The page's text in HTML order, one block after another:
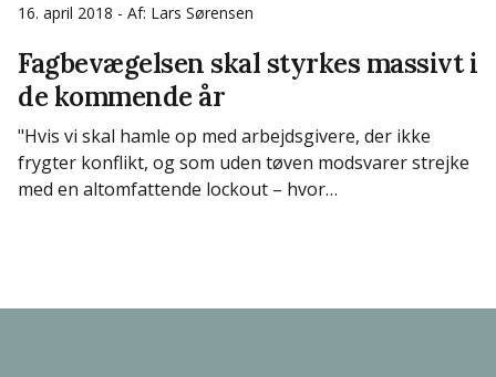
16. april 2018 - Af: Lars Sørensen
Fagbevægelsen skal styrkes massivt i
de kommende år
"Hvis vi skal hamle op med arbejdsgivere, der ikke
frygter konflikt, og som uden tøven modsvarer strejke
med en altomfattende lockout – hvor…